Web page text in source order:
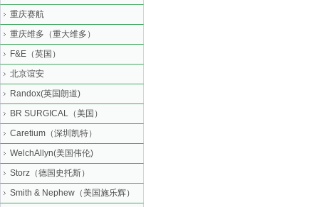
重庆赛航
重庆维多（重大维多）
F&E（英国）
北京谊安
Randox(英国朗道)
BR SURGICAL（美国）
Caretium（深圳凯特）
WelchAllyn(美国伟伦)
Storz（德国史托斯）
Smith & Nephew（美国施乐辉）